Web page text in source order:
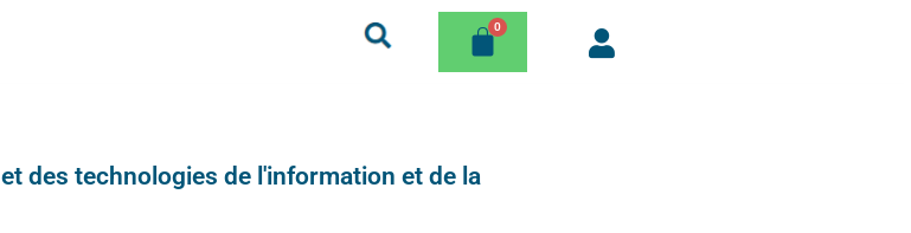
des technologies de l'information et de la